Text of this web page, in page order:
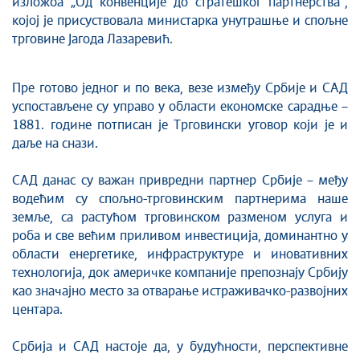
којој је присуствовала министарка унутрашње и спољне
трговине Јагода Лазаревић.
Пре готово једног и по века, везе између Србије и САД
успостављене су управо у области економске сарадње –
1881. године потписан је Трговински уговор који је и
даље на снази.
САД данас су важан привредни партнер Србије – међу
водећим су спољно-трговинским партнерима наше
земље, са растућом трговинском разменом услуга и
роба и све већим приливом инвестиција, доминантно у
области енергетике, инфраструктуре и иновативних
технологија, док америчке компаније препознају Србију
као значајно место за отварање истраживачко-развојних
центара.
Србија и САД настоје да, у будућности, перспективне